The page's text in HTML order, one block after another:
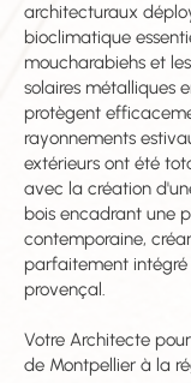
architecturaux
bioclimatique
moucharabiehs et
solaires métalliques
protègent
rayonnements
extérieurs ont été
avec la création
bois encadrant une
contemporaine,
parfaitement intégré
provençal.
Votre Architecte
de Montpellier à la